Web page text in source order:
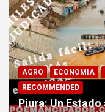
AGRO ECONOMIA
RECOMMENDED
Piura: Un Estado